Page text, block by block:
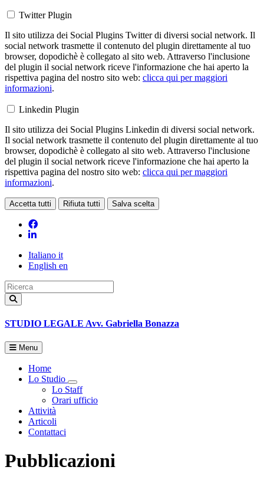
Twitter Plugin
Il sito utilizza dei Social Plugins Twitter di diversi social network. Il
social network trasmette il contenuto del plugin direttamente al tuo
browser, dopodichè è collegato al sito web. Attraverso l'inclusione
del plugin il social network riceve l'informazione che hai aperto la
rispettiva pagina del nostro sito web: clicca qui per maggiori
informazioni.
Linkedin Plugin
Il sito utilizza dei Social Plugins Linkedin di diversi social network.
Il social network trasmette il contenuto del plugin direttamente al tuo
browser, dopodichè è collegato al sito web. Attraverso l'inclusione
del plugin il social network riceve l'informazione che hai aperto la
rispettiva pagina del nostro sito web: clicca qui per maggiori
informazioni.
Accetta tutti Rifiuta tutti Salva scelta
Italiano it
English en
STUDIO LEGALE Avv. Gabriella Bonazza
Menu
Home
Lo Studio
Toggle Dropdown
Lo Staff
Orari ufficio
Attività
Articoli
Contattaci
Pubblicazioni